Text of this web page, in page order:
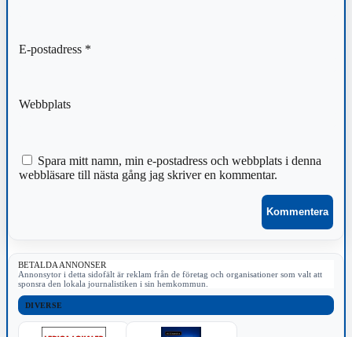
E-postadress *
Webbplats
Spara mitt namn, min e-postadress och webbplats i denna
webbläsare till nästa gång jag skriver en kommentar.
BETALDA ANNONSER
Annonsytor i detta sidofält är reklam från de företag och organisationer som valt att
sponsra den lokala journalistiken i sin hemkommun.
DIVERSE